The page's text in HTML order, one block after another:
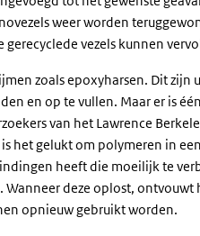
weer worden
vezels kunnen
zoals epoxyharsen. Dit
en op te vullen. Maar er is
van het Lawrence
is het gelukt om polymeren in
heeft die moeilijk te
Wanneer deze oplost,
opnieuw gebruikt worden.